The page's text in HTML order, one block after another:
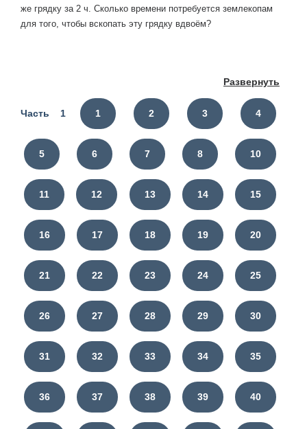
Развернуть
же грядку за 2 ч. Сколько времени потребуется землекопам
для того, чтобы вскопать эту грядку вдвоём?
Часть 1 1 2 3 4
5 6 7 8 10
11 12 13 14 15
16 17 18 19 20
21 22 23 24 25
26 27 28 29 30
31 32 33 34 35
36 37 38 39 40